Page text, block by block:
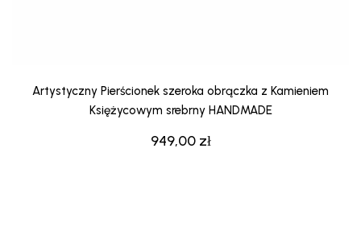
949,00 zł
Artystyczny Pierścionek szeroka obrączka z Kamieniem
Księżycowym srebrny HANDMADE